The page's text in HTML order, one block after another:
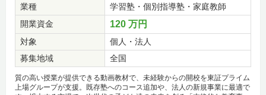
業種
学習塾・個別指導塾・家庭教師
開業資金
120 万円
対象
個人・法人
募集地域
全国
質の高い授業が提供できる動画教材で、未経験からの開校を東証プライム
上場グループが支援。既存塾へのコース追加や、法人の新規事業に最適で